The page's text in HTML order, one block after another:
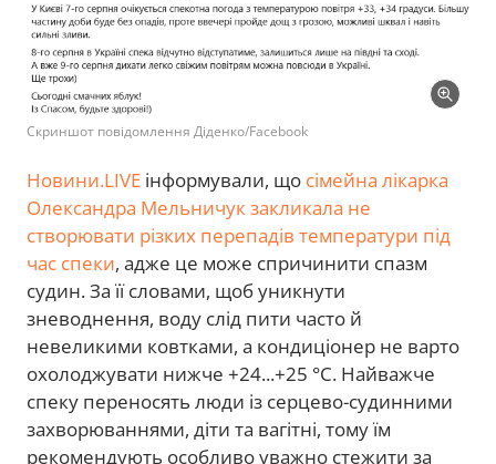
Скриншот повідомлення Діденко/Facebook
Новини.LIVE інформували, що сімейна лікарка
Олександра Мельничук закликала не
створювати різких перепадів температури під
час спеки, адже це може спричинити спазм
судин. За її словами, щоб уникнути
зневоднення, воду слід пити часто й
невеликими ковтками, а кондиціонер не варто
охолоджувати нижче +24...+25 °C. Найважче
спеку переносять люди із серцево-судинними
захворюваннями, діти та вагітні, тому їм
рекомендують особливо уважно стежити за